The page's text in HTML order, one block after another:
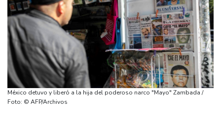
México detuvo y liberó a la hija del poderoso narco "Mayo" Zambada /
Foto: © AFP/Archivos